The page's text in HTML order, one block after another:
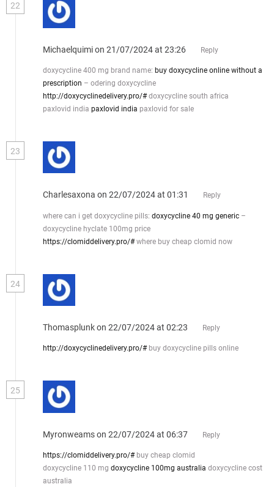
22
Michaelquimion 21/07/2024 at 23:26 Reply
doxycycline 400 mg brand name: buy doxycycline online without a
prescription – odering doxycycline
http://doxycyclinedelivery.pro/#doxycycline south africa
paxlovid india paxlovid india paxlovid for sale
23
Charlesaxona on 22/07/2024 at 01:31 Reply
where can i get doxycycline pills: doxycycline 40 mg generic –
doxycycline hyclate 100mg price
https://clomiddelivery.pro/#where buy cheap clomid now
24
Thomasplunkon 22/07/2024 at 02:23 Reply
http://doxycyclinedelivery.pro/#buy doxycycline pills online
25
Myronweamson 22/07/2024 at 06:37 Reply
https://clomiddelivery.pro/#buy cheap clomid
doxycycline 110 mg doxycycline 100mg australia doxycycline cost
australia